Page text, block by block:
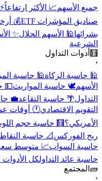
جميع الأسهم📈 الأكثر ارتفاعاً
صناديق المؤشرات ETF
💰
بشرائها🕌 الأسهم الحلال ✨
الشرعية
🧮أدوات التداول
🕌 حاسبة الزكاة🕌 حاسبة
الأسهم🕊️ حاسبة المواريث💵
التداول 🌴 حاسبة التقاعد💼
التقويم الاقتصادي🕐 أوقات
الأمريكي؟🧮 حاسبة حجم
ربح الفوركس 📐 حاسبة النقاط
حاسبة السواب📈 متوسط
حاسبة عائد التداولكل
🧱المجتمع